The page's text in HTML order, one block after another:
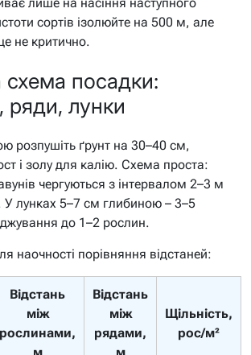
сортів ізолюйте на 500 м, але
не критично.
схема посадки:
ряди, лунки
розпушіть ґрунт на 30–40 см,
і золу для калію. Схема проста:
чергуються з інтервалом 2–3 м
лунках 5–7 см глибиною – 3–5
до 1–2 рослин.
наочності порівняння відстаней:
Відстань
між
рослинами,
Відстань
між
рядами,
Щільність,
рос/м²